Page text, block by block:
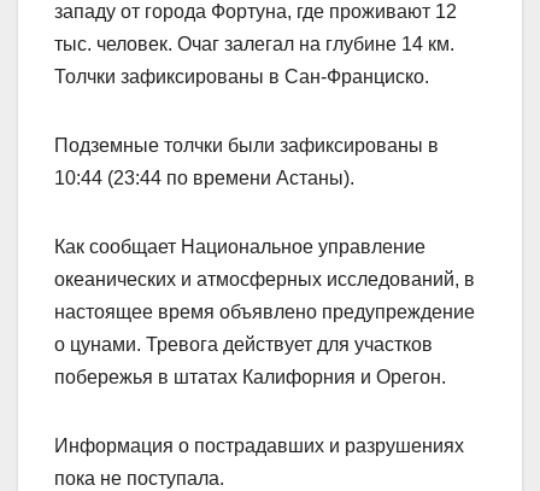
западу от города Фортуна, где проживают 12
тыс. человек. Очаг залегал на глубине 14 км.
Толчки зафиксированы в Сан-Франциско.
Подземные толчки были зафиксированы в
10:44 (23:44 по времени Астаны).
Как сообщает Национальное управление
океанических и атмосферных исследований, в
настоящее время объявлено предупреждение
о цунами. Тревога действует для участков
побережья в штатах Калифорния и Орегон.
Информация о пострадавших и разрушениях
пока не поступала.